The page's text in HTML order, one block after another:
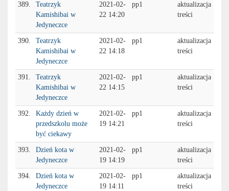
389.
Teatrzyk
Kamishibai w
Jedyneczce
2021-02-
22 14:20
pp1
aktualizacja
treści
390.
Teatrzyk
Kamishibai w
Jedyneczce
2021-02-
22 14:18
pp1
aktualizacja
treści
391.
Teatrzyk
Kamishibai w
Jedyneczce
2021-02-
22 14:15
pp1
aktualizacja
treści
392.
Każdy dzień w
przedszkolu może
być ciekawy
2021-02-
19 14:21
pp1
aktualizacja
treści
393.
Dzień kota w
Jedyneczce
2021-02-
19 14:19
pp1
aktualizacja
treści
394.
Dzień kota w
Jedyneczce
2021-02-
19 14:11
pp1
aktualizacja
treści